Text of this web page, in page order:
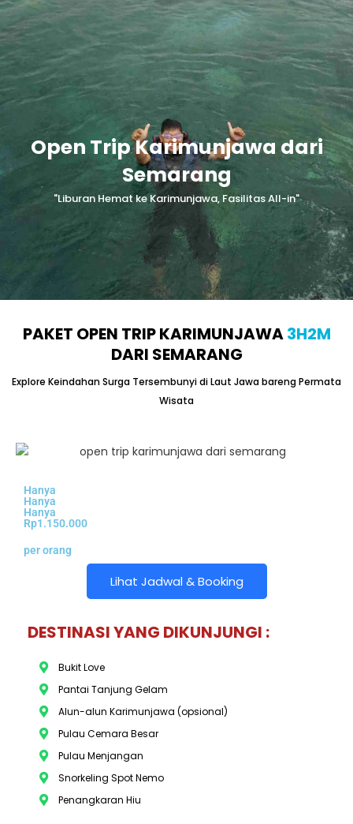
Skip
to
content
Open Trip Karimunjawa dari
Semarang
"Liburan Hemat ke Karimunjawa, Fasilitas All-in"
PAKET OPEN TRIP KARIMUNJAWA3H2M
DARI SEMARANG
Explore Keindahan Surga Tersembunyi di Laut Jawa bareng Permata
Wisata
Hanya
Hanya
Hanya
Rp1.150.000
per orang
Lihat Jadwal & Booking
DESTINASI YANG DIKUNJUNGI :
Bukit Love
Pantai Tanjung Gelam
Alun-alun Karimunjawa (opsional)
Pulau Cemara Besar
Pulau Menjangan
Snorkeling Spot Nemo
Penangkaran Hiu